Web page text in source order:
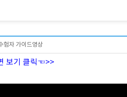
험자 가이드영상
보기 클릭☜>>